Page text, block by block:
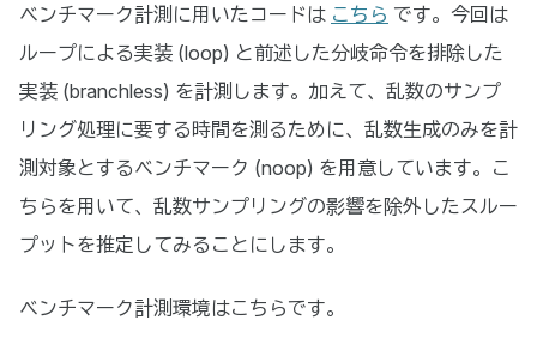
ベンチマーク計測に用いたコードは こちら です。今回は
ループによる実装 (loop) と前述した分岐命令を排除した
実装 (branchless) を計測します。加えて、乱数のサンプ
リング処理に要する時間を測るために、乱数生成のみを計
測対象とするベンチマーク (noop) を用意しています。こ
ちらを用いて、乱数サンプリングの影響を除外したスルー
プットを推定してみることにします。
ベンチマーク計測環境はこちらです。